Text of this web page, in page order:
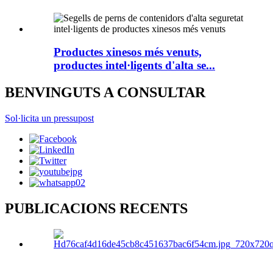
Productes xinesos més venuts,
productes intel·ligents d'alta se...
BENVINGUTS A CONSULTAR
Sol·licita un pressupost
PUBLICACIONS RECENTS